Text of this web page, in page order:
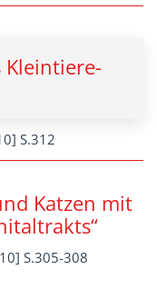
Kleintiere-
S.312
Katzen mit
S.305-308